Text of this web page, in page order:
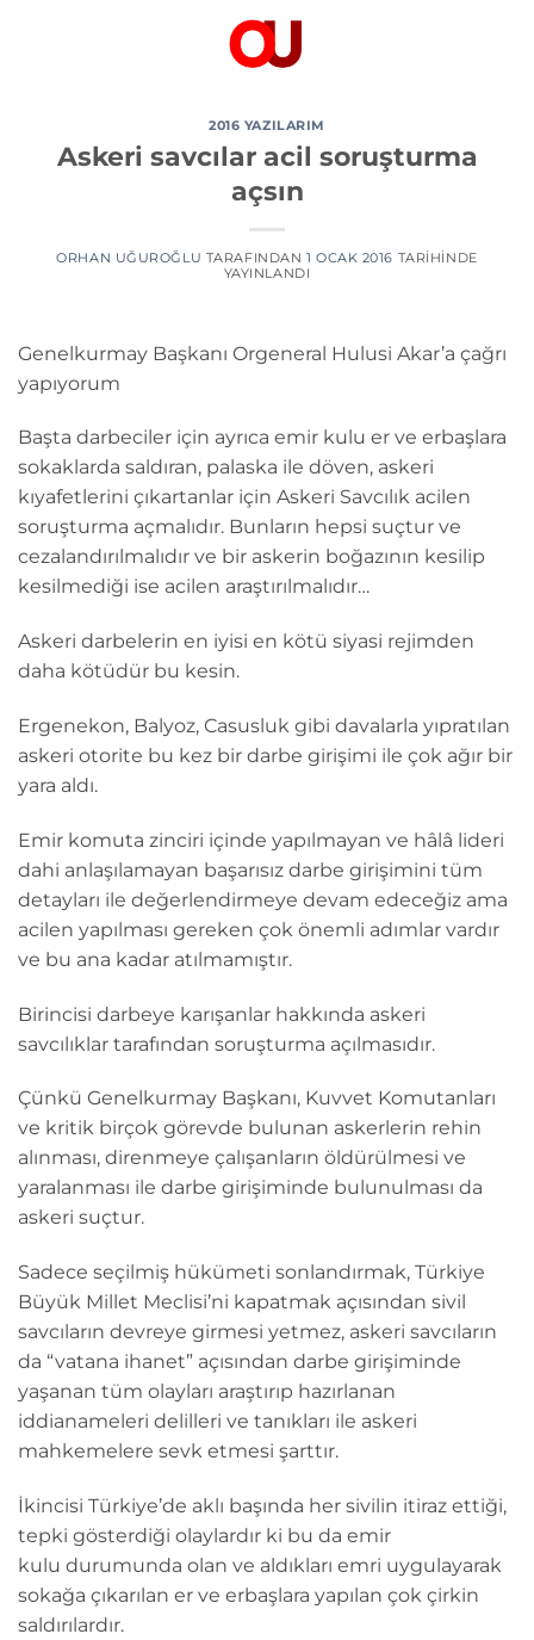
2016 YAZILARIM
Askeri savcılar acil soruşturma
açsın
ORHAN UĞUROĞLU TARAFINDAN 1 OCAK 2016 TARIHINDE
YAYINLANDI
Genelkurmay Başkanı Orgeneral Hulusi Akar’a çağrı
yapıyorum
Başta darbeciler için ayrıca emir kulu er ve erbaşlara
sokaklarda saldıran, palaska ile döven, askeri
kıyafetlerini çıkartanlar için Askeri Savcılık acilen
soruşturma açmalıdır. Bunların hepsi suçtur ve
cezalandırılmalıdır ve bir askerin boğazının kesilip
kesilmediği ise acilen araştırılmalıdır…
Askeri darbelerin en iyisi en kötü siyasi rejimden
daha kötüdür bu kesin.
Ergenekon, Balyoz, Casusluk gibi davalarla yıpratılan
askeri otorite bu kez bir darbe girişimi ile çok ağır bir
yara aldı.
Emir komuta zinciri içinde yapılmayan ve hâlâ lideri
dahi anlaşılamayan başarısız darbe girişimini tüm
detayları ile değerlendirmeye devam edeceğiz ama
acilen yapılması gereken çok önemli adımlar vardır
ve bu ana kadar atılmamıştır.
Birincisi darbeye karışanlar hakkında askeri
savcılıklar tarafından soruşturma açılmasıdır.
Çünkü Genelkurmay Başkanı, Kuvvet Komutanları
ve kritik birçok görevde bulunan askerlerin rehin
alınması, direnmeye çalışanların öldürülmesi ve
yaralanması ile darbe girişiminde bulunulması da
askeri suçtur.
Sadece seçilmiş hükümeti sonlandırmak, Türkiye
Büyük Millet Meclisi’ni kapatmak açısından sivil
savcıların devreye girmesi yetmez, askeri savcıların
da “vatana ihanet” açısından darbe girişiminde
yaşanan tüm olayları araştırıp hazırlanan
iddianameleri delilleri ve tanıkları ile askeri
mahkemelere sevk etmesi şarttır.
İkincisi Türkiye’de aklı başında her sivilin itiraz ettiği,
tepki gösterdiği olaylardır ki bu da emir
kulu durumunda olan ve aldıkları emri uygulayarak
sokağa çıkarılan er ve erbaşlara yapılan çok çirkin
saldırılardır.